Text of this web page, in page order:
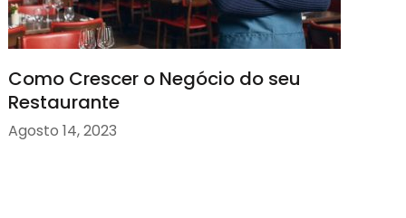
Como Crescer o Negócio do seu
Restaurante
Agosto 14, 2023